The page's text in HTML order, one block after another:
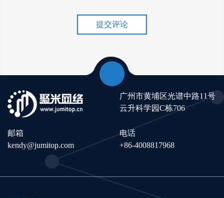
巧介绍！
提交评论
广州市黄埔区光谱中路11号
云升科学园C栋706
邮箱
kendy@jumitop.com
电话
+86-4008817968